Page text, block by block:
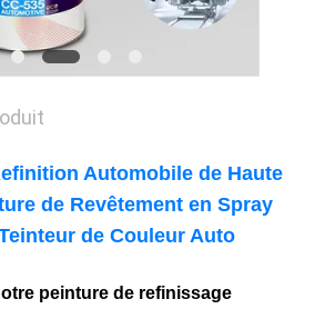
Automobile de Haute
de Revêtement en Spray
de Couleur Auto
peinture de refinissage